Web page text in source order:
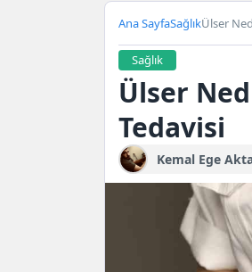
Ana SayfaSağlıkÜlser
Sağlık
Ülser
Tedavisi
Kemal Ege